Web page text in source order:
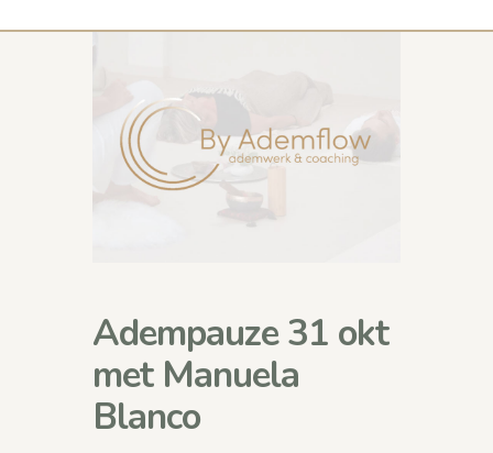
Adempauze 31 okt
met Manuela
Blanco